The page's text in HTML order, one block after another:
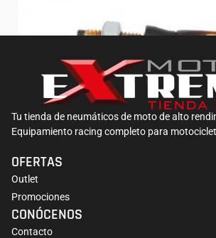
Juego de intermitentes led
Tu tienda de neumáticos de moto de alto
Equipamiento racing completo para
OFERTAS
Outlet
Promociones
CONÓCENOS
Contacto